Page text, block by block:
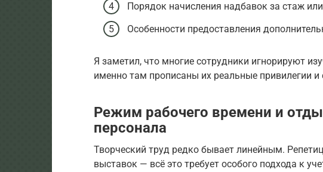
Порядок начисления надбавок за стаж
Особенности предоставления
Я заметил, что многие сотрудники игнорируют
именно там прописаны их реальные привилегии и
Режим рабочего времени и
персонала
Творческий труд редко бывает линейным.
выставок — всё это требует особого подхода к